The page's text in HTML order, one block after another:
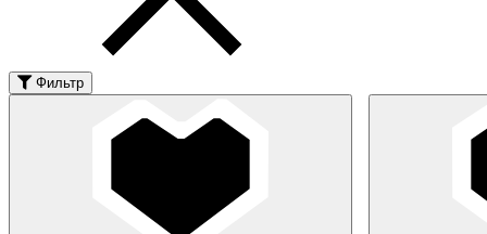
Фильтр